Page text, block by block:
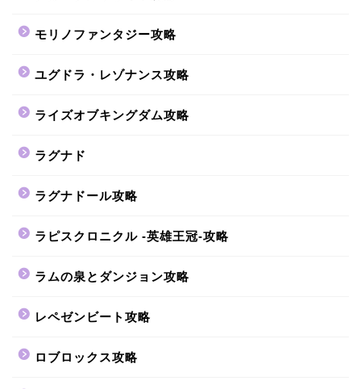
モリノファンタジー攻略
ユグドラ・レゾナンス攻略
ライズオブキングダム攻略
ラグナド
ラグナドール攻略
ラピスクロニクル -英雄王冠-攻略
ラムの泉とダンジョン攻略
レペゼンビート攻略
ロブロックス攻略